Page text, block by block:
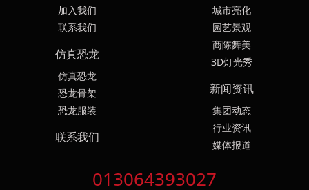
加入我们
联系我们
城市亮化
园艺景观
商陈舞美
3D灯光秀
仿真恐龙
仿真恐龙
恐龙骨架
恐龙服装
新闻资讯
集团动态
行业资讯
媒体报道
联系我们
013064393027